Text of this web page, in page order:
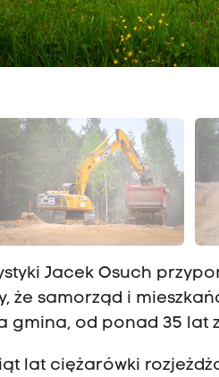
Jacek Osuch
że samorząd i
gmina, od ponad 35 lat
lat ciężarówki